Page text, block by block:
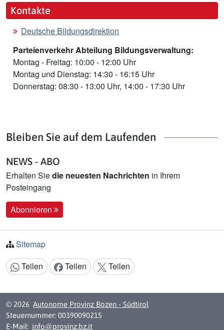
Kontakte
Deutsche Bildungsdirektion
Parteienverkehr Abteilung Bildungsverwaltung:
Montag - Freitag: 10:00 - 12:00 Uhr
Montag und Dienstag: 14:30 - 16:15 Uhr
Donnerstag: 08:30 - 13:00 Uhr, 14:00 - 17:30 Uhr
Bleiben Sie auf dem Laufenden
NEWS - ABO
Erhalten Siedie neuesten Nachrichten in Ihrem
Posteingang
Abonnieren
Sitemap
Inhalt teilen:
Teilen Teilen Teilen
© 2026 Autonome Provinz Bozen - Südtirol
Steuernummer: 00390090215
E-Mail: info@provinz.bz.it